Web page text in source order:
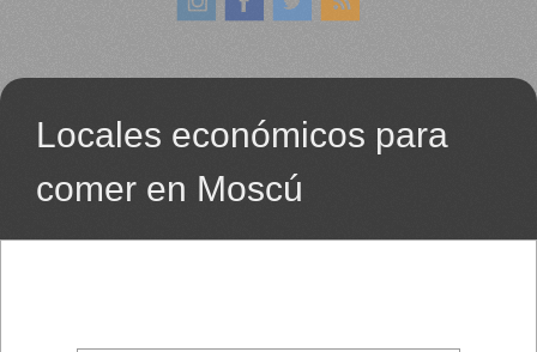
Locales económicos para
comer en Moscú